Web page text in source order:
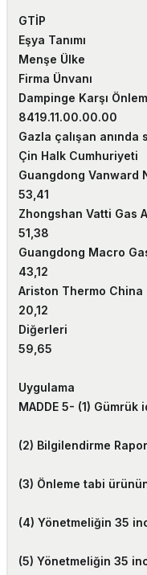
GTİP
Eşya Tanımı
Menşe Ülke
Firma Ünvanı
Dampinge Karşı
8419.11.00.00.00
Gazla çalışan anında
Çin Halk Cumhuriyeti
Guangdong Vanward
53,41
Zhongshan Vatti Gas
51,38
Guangdong Macro
43,12
Ariston Thermo China
20,12
Diğerleri
59,65
Uygulama
MADDE 5- (1) Gümrük
(2) Bilgilendirme
(3) Önleme tabi
(4) Yönetmeliğin 35
(5) Yönetmeliğin 35